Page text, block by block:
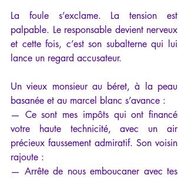
La foule s’exclame. La tension est
palpable. Le responsable devient nerveux
et cette fois, c’est son subalterne qui lui
lance un regard accusateur.
Un vieux monsieur au béret, à la peau
basanée et au marcel blanc s’avance :
— Ce sont mes impôts qui ont financé
votre haute technicité, avec un air
précieux faussement admiratif. Son voisin
rajoute :
— Arrête de nous emboucaner avec tes